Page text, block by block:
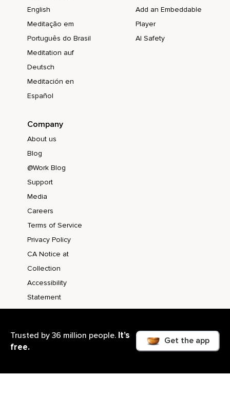
Trusted by 36 million people. It’s
free.
Get the app
English
Meditação em
Português do Brasil
Meditation auf
Deutsch
Meditación en
Español
Add an Embeddable
Player
AI Safety
Company
About us
Blog
@Work Blog
Support
Media
Careers
Terms of Service
Privacy Policy
CA Notice at
Collection
Accessibility
Statement